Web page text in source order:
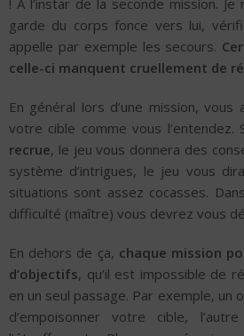
garde du corps fonce vers lui,
appelle par exemple les secours.
celle-ci manquent cruellement de
En général lors d’une mission, vous
votre cible comme vous l’entendez.
recrue, le jeu vous donnera des
système d’intrigues, le jeu vous
situations sont assez cocasses.
difficulté (maître) vous devrez vous
En dehors de ça, chaque mission
d’objectifs, qu’il est impossible de
en un seul passage. Par exemple, un
d’empoisonner votre cible,